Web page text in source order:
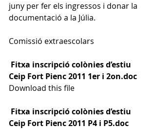
juny per fer els ingressos i donar la
documentació a la Júlia.
Comissió extraescolars
Fitxa inscripció colònies d’estiu
Ceip Fort Pienc 2011 1er i 2on.doc
Download this file
Fitxa inscripció colònies d’estiu
Ceip Fort Pienc 2011 P4 i P5.doc